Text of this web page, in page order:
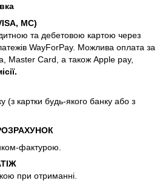
MC)
та дебетовою картою через
WayForPay. Можлива оплата за
Master Card, а також Apple pay,
(з картки будь-якого банку або з
фактурою.
при отриманні.